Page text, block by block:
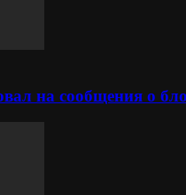
на сообщения о